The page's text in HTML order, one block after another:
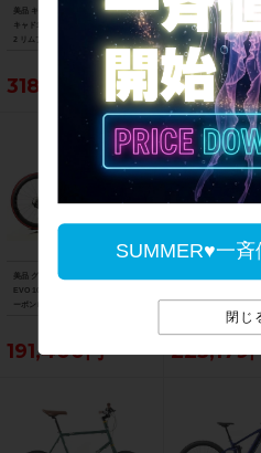
SUMMER♥一
閉じ
美品 キャノンデール CANNONDALE
キャド13 CAAD 13 12速 ULTEGRA Di
2 リムブレーキ 2021年 ロードバイク 5
1サイズ ニュークリアイエロー
318,021円
スコット SCOTT FOIL
URA-ACE Di2 2013年
バイク 54サイズ チー
エッジカラー
234,740
美品 グスト GUSTO RCR TEAN DURO
EVO 105 ホイールカスタム 2021年 カ
ーボンロードバイク Lサイズ ラヴァレ
191,400円
タム 2021年 カーボン
サイズ カーボンカラー
223,179